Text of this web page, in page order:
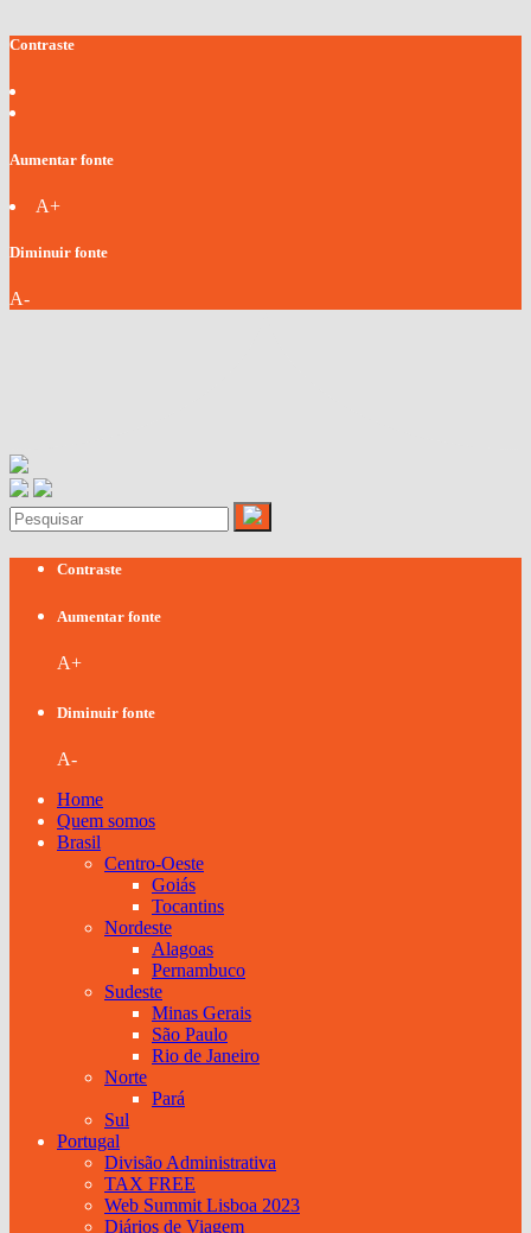
Contraste
Aumentar fonte
A+
Diminuir fonte
A-
Contraste
Aumentar fonte
A+
Diminuir fonte
A-
Home
Quem somos
Brasil
Centro-Oeste
Goiás
Tocantins
Nordeste
Alagoas
Pernambuco
Sudeste
Minas Gerais
São Paulo
Rio de Janeiro
Norte
Pará
Sul
Portugal
Divisão Administrativa
TAX FREE
Web Summit Lisboa 2023
Diários de Viagem